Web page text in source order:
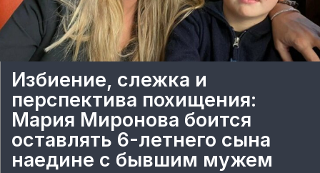
Избиение, слежка и
перспектива похищения:
Мария Миронова боится
оставлять 6-летнего сына
наедине с бывшим мужем